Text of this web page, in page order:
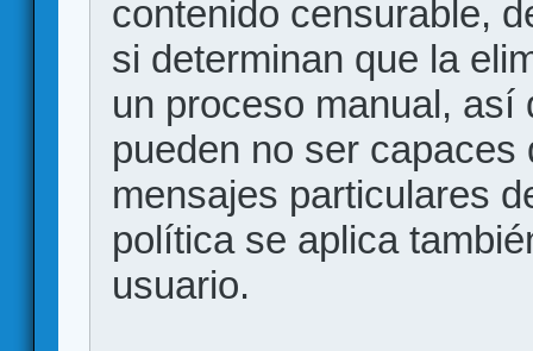
contenido censurable,
si determinan que la
un proceso manual, así
pueden no ser
mensajes particulares
política se aplica
usuario.